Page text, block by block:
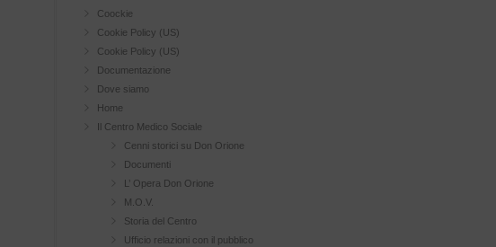
Coockie
Cookie Policy (US)
Cookie Policy (US)
Documentazione
Dove siamo
Home
Il Centro Medico Sociale
Cenni storici su Don Orione
Documenti
L’ Opera Don Orione
M.O.V.
Storia del Centro
Ufficio relazioni con il pubblico